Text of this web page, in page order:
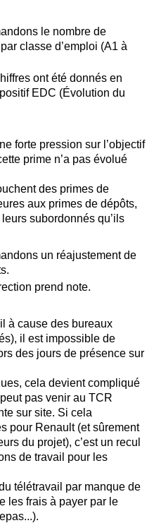
le nombre de
classe d’emploi (A1 à
ont été donnés en
EDC (Évolution du
forte pression sur l’objectif
prime n’a pas évolué
des primes de
aux primes de dépôts,
subordonnés qu’ils
un réajustement de
prend note.
à cause des bureaux
il est impossible de
des jours de présence sur
cela devient compliqué
pas venir au TCR
sur site. Si cela
pour Renault (et sûrement
du projet), c’est un recul
de travail pour les
télétravail par manque de
les frais à payer par le